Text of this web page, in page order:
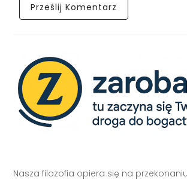
Nasza filozofia opiera się na